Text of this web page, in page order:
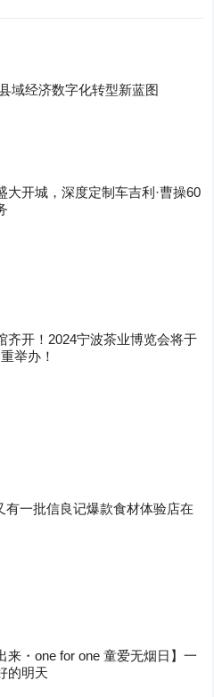
域经济数字化转型新蓝图
大开城，深度定制车吉利·曹操60
齐开！2024宁波茶业博览会将于
举办！
有一批信良记爆款食材体验店在
来・one for one 童爱无烟日】一
的明天